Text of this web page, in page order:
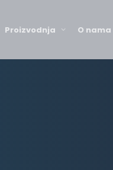
Proizvodnja O nama